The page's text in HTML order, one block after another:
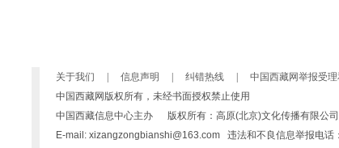
关于我们 信息声明 纠错热线
中国西藏网举报受
中国西藏网版权所有，未经书面授权禁止使用
中国西藏信息中心主办 版权所有：高原(北京)文化传播有限公
E-mail: xizangzongbianshi@163.com 违法和不良信息举报电